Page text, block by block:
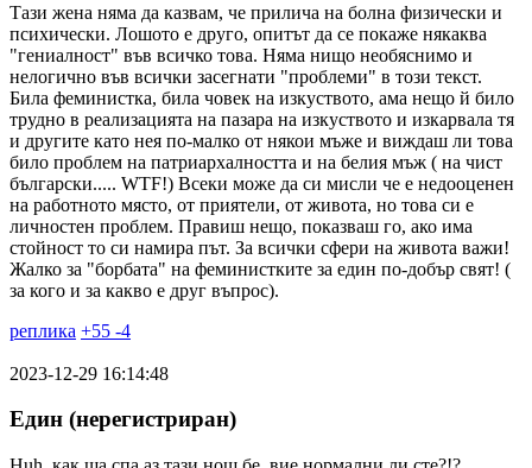
Тази жена няма да казвам, че прилича на болна физически и
психически. Лошото е друго, опитът да се покаже някаква
"гениалност" във всичко това. Няма нищо необяснимо и
нелогично във всички засегнати "проблеми" в този текст.
Била феминистка, била човек на изкуството, ама нещо й било
трудно в реализацията на пазара на изкуството и изкарвала тя
и другите като нея по-малко от някои мъже и виждаш ли това
било проблем на патриархалността и на белия мъж ( на чист
български..... WTF!) Всеки може да си мисли че е недооценен
на работното място, от приятели, от живота, но това си е
личностен проблем. Правиш нещо, показваш го, ако има
стойност то си намира път. За всички сфери на живота важи!
Жалко за "борбата" на феминистките за един по-добър свят! (
за кого и за какво е друг въпрос).
реплика +55 -4
2023-12-29 16:14:48
Един (нерегистриран)